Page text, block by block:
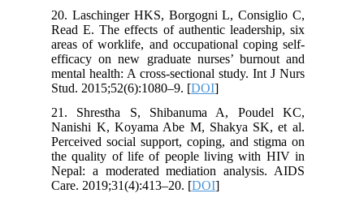
20. Laschinger HKS, Borgogni L, Consiglio C,
Read E. The effects of authentic leadership, six
areas of worklife, and occupational coping self-
efficacy on new graduate nurses’ burnout and
mental health: A cross-sectional study. Int J Nurs
Stud. 2015;52(6):1080–9. [DOI
21. Shrestha S, Shibanuma A, Poudel KC,
Nanishi K, Koyama Abe M, Shakya SK, et al.
Perceived social support, coping, and stigma on
the quality of life of people living with HIV in
Nepal: a moderated mediation analysis. AIDS
Care. 2019;31(4):413–20. [DOI